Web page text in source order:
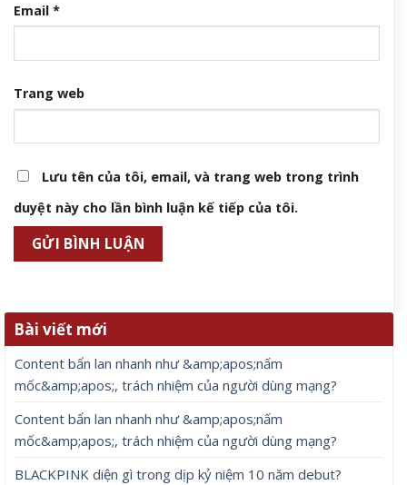
Email *
Trang web
Lưu tên của tôi, email, và trang web trong trình
duyệt này cho lần bình luận kế tiếp của tôi.
Bài viết mới
Content bẩn lan nhanh như &amp;apos;nấm
mốc&amp;apos;, trách nhiệm của người dùng mạng?
Content bẩn lan nhanh như &amp;apos;nấm
mốc&amp;apos;, trách nhiệm của người dùng mạng?
BLACKPINK diện gì trong dịp kỷ niệm 10 năm debut?